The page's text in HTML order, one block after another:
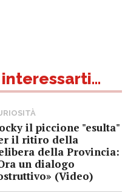
il piccione "esulta"
il ritiro della
della Provincia:
un dialogo
(Video)